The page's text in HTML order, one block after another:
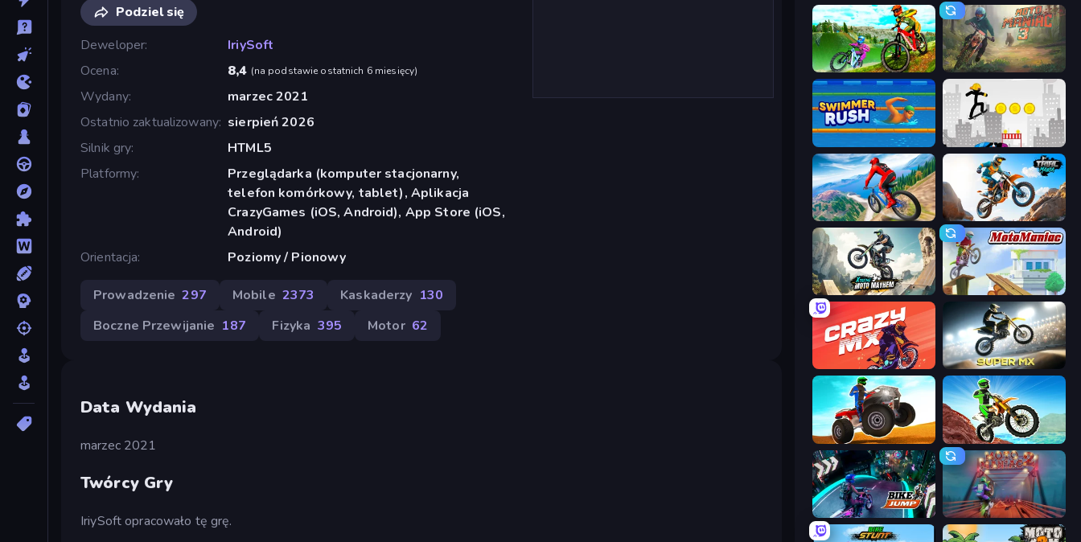
Podziel się
Deweloper
IriySoft
Ocena
8,4 (na podstawie ostatnich 6 miesięcy)
Wydany
marzec 2021
Ostatnio zaktualizowany sierpień 2026
Silnik gry
HTML5
Platformy
Przeglądarka (komputer stacjonarny,
telefon komórkowy, tablet), Aplikacja
CrazyGames (iOS, Android), App Store (iOS,
Android)
Orientacja
Poziomy / Pionowy
Prowadzenie 297 Mobile 2373 Kaskaderzy 130
Boczne Przewijanie 187 Fizyka 395 Motor 62
Data Wydania
marzec 2021
Twórcy Gry
IriySoft opracowało tę grę.
MX Offroad Master Moto Maniac 3
Stickman Skate: 360 Epic City
Riders Downhill Racing Trial Mania
Xtreme Moto Mayhem Moto Maniac
Crazy MX Super MX - Last Season
ATV Ultimate Offroad Dirt Bike Mad Skills
Bike Jump Moto Maniac 2